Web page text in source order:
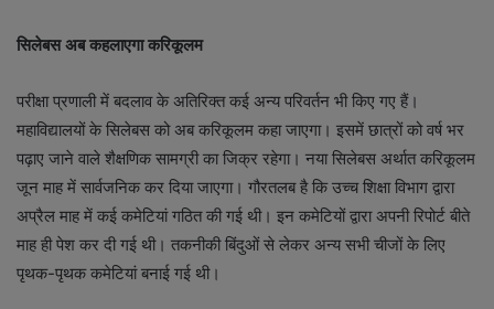
सिलेबस अब कहलाएगा करिकूलम
परीक्षा प्रणाली में बदलाव के अतिरिक्त कई अन्य परिवर्तन भी किए गए हैं।
महाविद्यालयों के सिलेबस को अब करिकूलम कहा जाएगा। इसमें छात्रों को वर्ष भर
पढ़ाए जाने वाले शैक्षणिक सामग्री का जिक्र रहेगा। नया सिलेबस अर्थात करिकूलम
जून माह में सार्वजनिक कर दिया जाएगा। गौरतलब है कि उच्च शिक्षा विभाग द्वारा
अप्रैल माह में कई कमेटियां गठित की गई थी। इन कमेटियों द्वारा अपनी रिपोर्ट बीते
माह ही पेश कर दी गई थी। तकनीकी बिंदुओं से लेकर अन्य सभी चीजों के लिए
पृथक-पृथक कमेटियां बनाई गई थी।